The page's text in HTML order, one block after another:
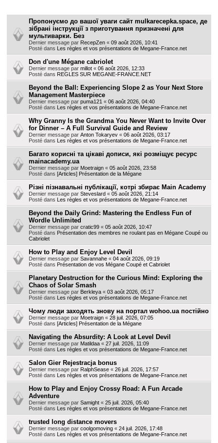
Пропонуємо до вашої уваги сайт mulkarecepka.space, де
зібрані інструкції з приготування призначені для
мультиварки. Без
Dernier message par RecepZen « 09 août 2026, 10:41
Posté dans Les règles et vos présentations de Megane-France.net
Don d'une Mégane cabriolet
Dernier message par millot « 06 août 2026, 12:33
Posté dans REGLES SUR MEGANE-FRANCE.NET
Beyond the Ball: Experiencing Slope 2 as Your Next Store
Management Masterpiece
Dernier message par puma121 « 06 août 2026, 04:40
Posté dans Les règles et vos présentations de Megane-France.net
Why Granny Is the Grandma You Never Want to Invite Over
for Dinner – A Full Survival Guide and Review
Dernier message par Anton Tokaryev « 06 août 2026, 03:17
Posté dans Les règles et vos présentations de Megane-France.net
Багато корисні та цікаві дописи, які розміщує ресурс
mainacademy.ua
Dernier message par Moetraign « 05 août 2026, 23:58
Posté dans [Articles] Présentation de la Mégane
Різні пізнавальні публікації, котрі збирає Main Academy
Dernier message par Steveslard « 05 août 2026, 21:14
Posté dans Les règles et vos présentations de Megane-France.net
Beyond the Daily Grind: Mastering the Endless Fun of
Wordle Unlimited
Dernier message par cratic99 « 05 août 2026, 10:47
Posté dans Présentation des membres ne roulant pas en Mégane Coupé ou
Cabriolet
How to Play and Enjoy Level Devil
Dernier message par Savannahe « 04 août 2026, 09:19
Posté dans Présentation de vos Mégane Coupé et Cabriolet
Planetary Destruction for the Curious Mind: Exploring the
Chaos of Solar Smash
Dernier message par Berkleya « 03 août 2026, 05:17
Posté dans Les règles et vos présentations de Megane-France.net
Чому люди заходять знову на портал wohoo.ua постійно
Dernier message par Moetraign « 28 juil. 2026, 07:05
Posté dans [Articles] Présentation de la Mégane
Navigating the Absurdity: A Look at Level Devil
Dernier message par Matildaa « 27 juil. 2026, 11:09
Posté dans Les règles et vos présentations de Megane-France.net
Salon Gier Rejestracja bonus
Dernier message par RalphSease « 26 juil. 2026, 17:57
Posté dans Les règles et vos présentations de Megane-France.net
How to Play and Enjoy Crossy Road: A Fun Arcade
Adventure
Dernier message par Samight « 25 juil. 2026, 05:40
Posté dans Les règles et vos présentations de Megane-France.net
trusted long distance movers
Dernier message par coolgomoving « 24 juil. 2026, 17:48
Posté dans Les règles et vos présentations de Megane-France.net